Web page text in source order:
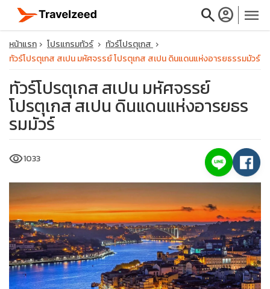
searchaccount_circle menu
close
search
หน้าแรก โปรแกรมทัวร์
ทัวร์โปรตุเกส
ทัวร์โปรตุเกส สเปน มหัศจรรย์ โปรตุเกส สเปน ดินแดนแห่งอารยธรรมมัวร์
ทัวร์โปรตุเกส สเปน มหัศจรรย์
โปรตุเกส สเปน ดินแดนแห่งอารยธร
รมมัวร์
visibility1033